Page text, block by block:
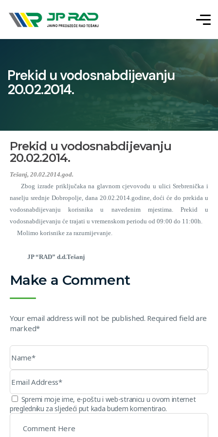
Prekid u vodosnabdijevanju
20.02.2014.
Prekid u vodosnabdijevanju
20.02.2014.
Tešanj, 20.02.2014.god.
Zbog izrade priključaka na glavnom cjevovodu u ulici Srebrenička i
naselju srednje Dobropolje, dana 20.02.2014.godine, doći će do prekida u
vodosnabdijevanju korisnika u navedenim mjestima. Prekid u
vodosnabdijevanju će trajati u vremenskom periodu od 09:00 do 11:00h.
Molimo korisnike za razumijevanje.
JP “RAD” d.d.Tešanj
Make a Comment
Your email address will not be published. Required field are
marked*
Spremi moje ime, e-poštu i web-stranicu u ovom internet
pregledniku za sljedeći put kada budem komentirao.